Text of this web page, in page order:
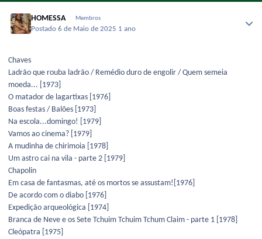
HOMESSA Membros
Postado6 de Maio de 2025 1 ano
Chaves
Ladrão que rouba ladrão / Remédio duro de engolir / Quem semeia
moeda... [1973]
O matador de lagartixas [1976]
Boas festas / Balões [1973]
Na escola...domingo! [1979]
Vamos ao cinema? [1979]
A mudinha de chirimoia [1978]
Um astro cai na vila - parte 2 [1979]
Chapolin
Em casa de fantasmas, até os mortos se assustam![1976]
De acordo com o diabo [1976]
Expedição arqueológica [1974]
Branca de Neve e os Sete Tchuim Tchuim Tchum Claim - parte 1 [1978]
Cleópatra [1975]